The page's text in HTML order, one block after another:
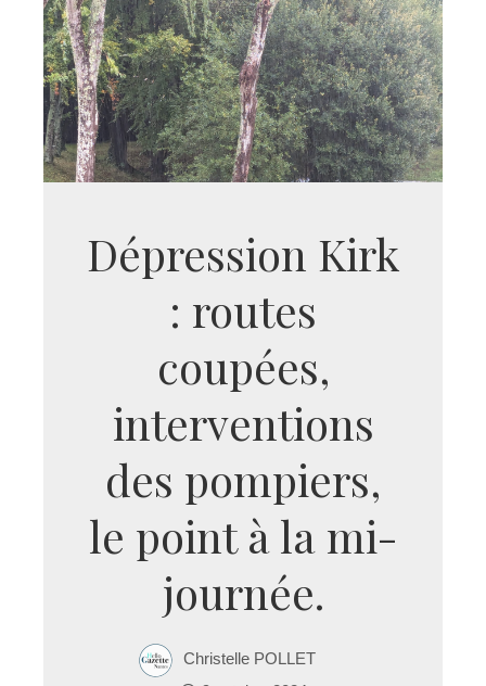
Dépression Kirk
: routes
coupées,
interventions
des pompiers,
le point à la mi-
journée.
Christelle POLLET